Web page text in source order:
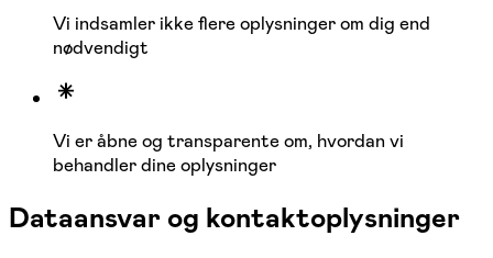
Vi indsamler ikke flere oplysninger om dig end
nødvendigt
Vi er åbne og transparente om, hvordan vi
behandler dine oplysninger
Dataansvar og kontaktoplysninger